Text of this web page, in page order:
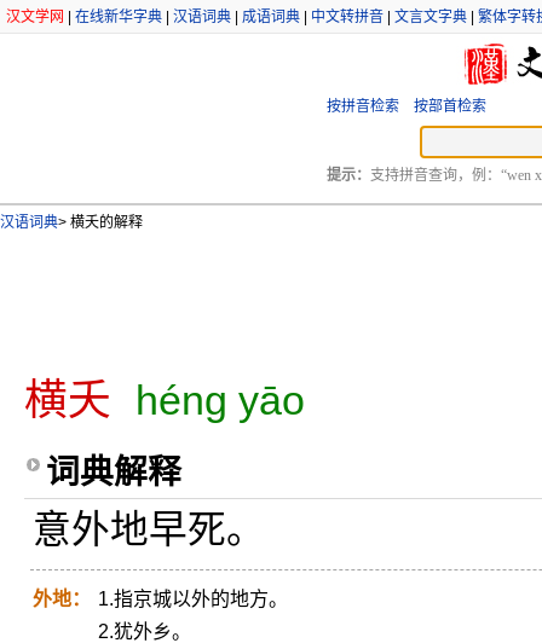
汉文学网 在线新华字典 汉语词典 成语词典 中文转拼音 文言文字典 繁体字转
按拼音检索 按部首检索
提示： 支持拼音查询，例：“wen
汉语词典> 横夭的解释
横夭 héng yāo
词典解释
意外地早死。
外地：
1.指京城以外的地方。
2.犹外乡。